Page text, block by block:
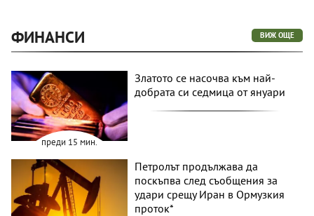
ФИНАНСИ ВИЖ ОЩЕ
преди 15 мин.
Златото се насочва към най-
добрата си седмица от януари
Петролът продължава да
поскъпва след съобщения за
удари срещу Иран в Ормузкия
проток*